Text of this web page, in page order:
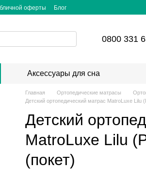
оферты Блог
0800 331
Аксессуары для сна
Главная Ортопедические матрасы
Детский ортопедический матрас MatroLuxe Lilu
Детский
MatroLuxe Lilu
(покет)